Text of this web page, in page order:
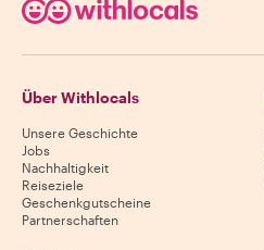
Über Withlocals
Unsere Geschichte
Jobs
Nachhaltigkeit
Reiseziele
Geschenkgutscheine
Partnerschaften